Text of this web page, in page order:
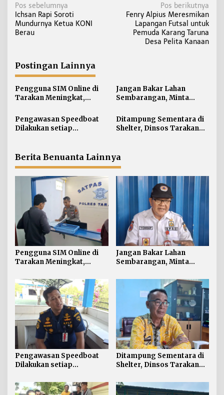
N
a
v
a
s
i
p
o
s
Pos sebelumnya
Ichsan Rapi Soroti
Mundurnya Ketua KONI
Berau
Pos berikutnya
Fenry Alpius Meresmikan
Lapangan Futsal untuk
Pemuda Karang Taruna
Desa Pelita Kanaan
Postingan Lainnya
Pengguna SIM Online di
Tarakan Meningkat,
Paling Banyak
Jangan Bakar Lahan
Sembarangan, Minta
Pengawasan Speedboat
Dilakukan setiap
Ditampung Sementara di
Shelter, Dinsos Tarakan
Berita Benuanta Lainnya
Pengguna SIM Online di
Tarakan Meningkat,
Paling Banyak
Jangan Bakar Lahan
Sembarangan, Minta
Pengawasan Speedboat
Dilakukan setiap
Acuan Laik Laut
Ditampung Sementara di
Shelter, Dinsos Tarakan
Pekerja Asal Jawa Barat